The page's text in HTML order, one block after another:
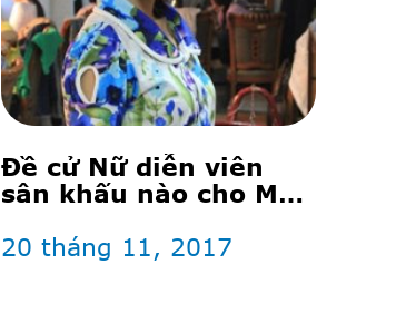
Đề cử Nữ diễn viên
sân khấu nào cho Mai
20 tháng 11, 2017